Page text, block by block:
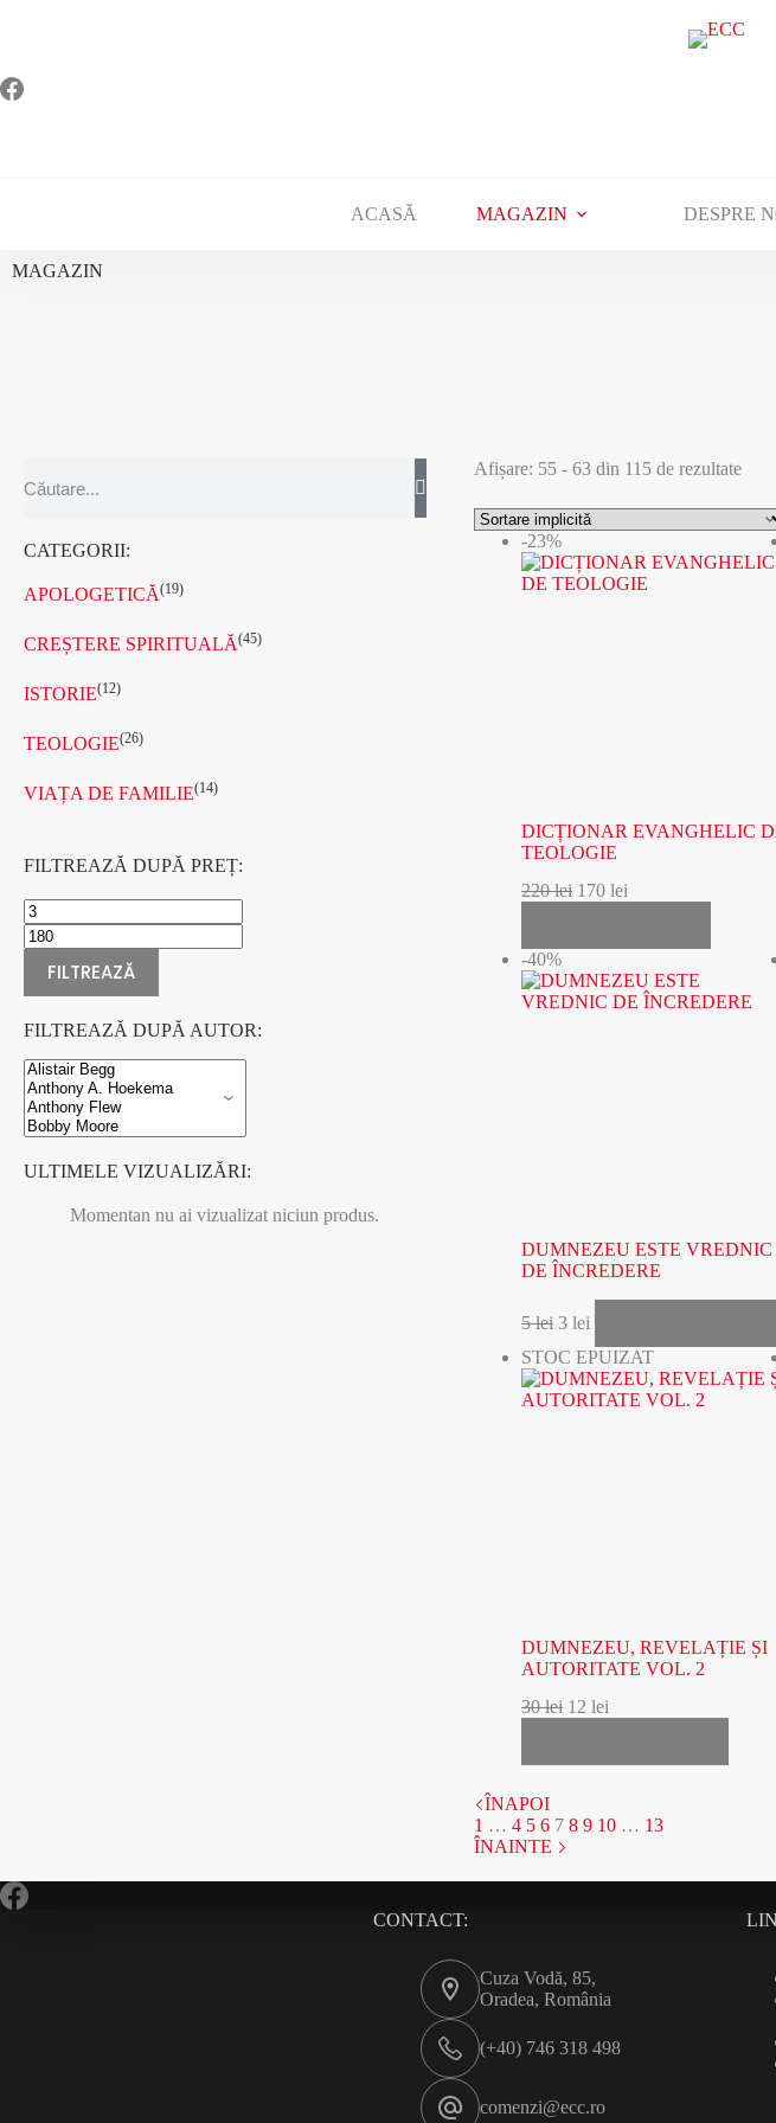
ACASĂ MAGAZIN DESPRE
MAGAZIN
CATEGORII:
APOLOGETICĂ(19)
CREȘTERE SPIRITUALĂ(45)
ISTORIE(12)
TEOLOGIE(26)
VIAȚA DE FAMILIE(14)
FILTREAZĂ DUPĂ PREȚ:
FILTREAZĂ
FILTREAZĂ DUPĂ AUTOR:
ULTIMELE VIZUALIZĂRI:
Momentan nu ai vizualizat niciun produs.
Afișare: 55 - 63 din 115 de rezultate
-23%
DICȚIONAR EVANGHELIC
TEOLOGIE
220lei 170 lei
-40%
DUMNEZEU ESTE VREDNIC
DE ÎNCREDERE
5lei 3 lei
STOC EPUIZAT
DUMNEZEU, REVELAȚIE ȘI
AUTORITATE VOL. 2
30lei 12 lei
ÎNAPOI
1 … 4 5 6 7 8 9 10 … 13
ÎNAINTE
CONTACT:
Cuza Vodă, 85,
Oradea, România
(+40) 746 318 498
comenzi@ecc.ro